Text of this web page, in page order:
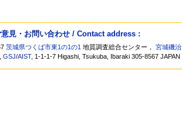
意見・お問い合わせ / Contact address :
茨城県つくば市東1の1の1 地質調査総合センター，宮城磯治
,GSJ/AIST, 1-1-1-7 Higashi, Tsukuba, Ibaraki 305-8567 JAPAN